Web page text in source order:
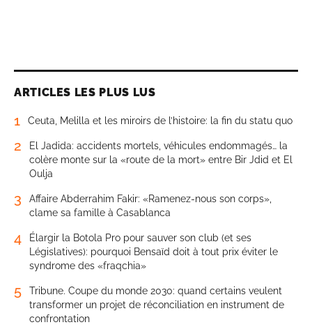
ARTICLES LES PLUS LUS
1 Ceuta, Melilla et les miroirs de l’histoire: la fin du statu quo
2
El Jadida: accidents mortels, véhicules endommagés… la
colère monte sur la «route de la mort» entre Bir Jdid et El
Oulja
3
Affaire Abderrahim Fakir: «Ramenez-nous son corps»,
clame sa famille à Casablanca
4
Élargir la Botola Pro pour sauver son club (et ses
Législatives): pourquoi Bensaïd doit à tout prix éviter le
syndrome des «fraqchia»
5
Tribune. Coupe du monde 2030: quand certains veulent
transformer un projet de réconciliation en instrument de
confrontation